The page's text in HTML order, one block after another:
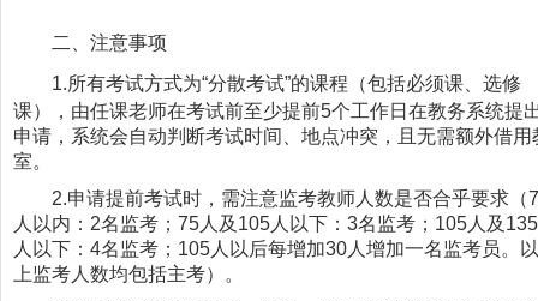
二、注意事项
1.所有考试方式为“分散考试”的课程（包括必须课、选修
课），由任课老师在考试前至少提前5个工作日在教务系统提
申请，系统会自动判断考试时间、地点冲突，且无需额外借用
室。
2.申请提前考试时，需注意监考教师人数是否合乎要求（
人以内：2名监考；75人及105人以下：3名监考；105人及135
人以下：4名监考；105人以后每增加30人增加一名监考员。以
上监考人数均包括主考）。